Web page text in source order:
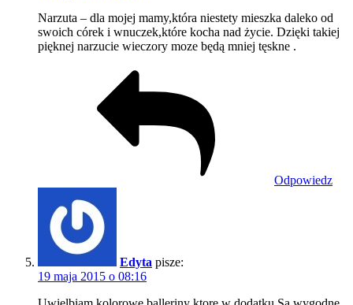
Narzuta – dla mojej mamy,która niestety mieszka daleko od
swoich córek i wnuczek,które kocha nad życie. Dzięki takiej
pięknej narzucie wieczory moze będą mniej tęskne .
Odpowiedz
Edyta pisze:
19 maja 2015 o 08:16